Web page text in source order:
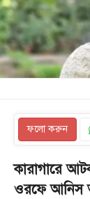
ফলো করুন
কারাগারে
ওরফে আনিস